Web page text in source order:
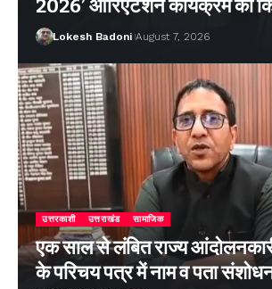
2026’ ओरिएंटेशन कार्यक्रम का
Lokesh Badoni August 7, 2026
उत्तरकाशी उत्तराखंड सामाजिक
एक साल से लंबित राज्य
के परिचय पत्र में नाम व पता